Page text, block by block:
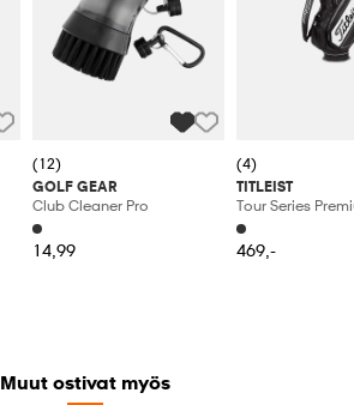
(12)
GOLF GEAR
Club Cleaner Pro
14,99
(4)
TITLEIST
Tour Series
Stadry
469,-
Muut ostivat myös